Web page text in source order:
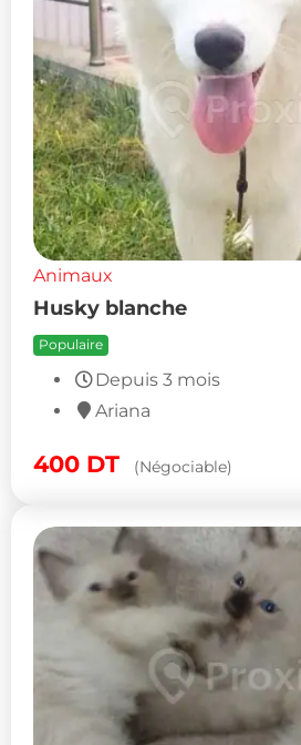
Animaux
Husky blanche
Populaire
Depuis 3 mois
Ariana
400 DT (Négociable)